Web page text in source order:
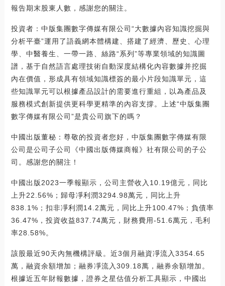
報告期末股東人數，感謝您的關注。
投資者：中版集團數字傳媒有限公司“大數據內容知識挖掘與
分析平臺”運用了語義網本體構建、搭建了經濟、歷史、心理
學、中醫養生、一帶一路、絲路“系列”等專業領域的知識圖
譜，基于自然語言處理技術自動深度結構化內容數據并挖掘
內在價值，形成具有領域知識標簽的最小片段知識單元，這
些知識單元可以根據產品設計的需要進行重組，以為產品及
服務模式創新提供更科學更精準的內容支撐。上述“中版集團
數字傳媒有限公司”是貴公司旗下的嗎？
中國出版董秘：尊敬的投資者您好，中版集團數字傳媒有限
公司是公司子公司《中國出版傳媒商報》社有限公司的子公
司。感謝您的關注！
中國出版2023一季報顯示，公司主營收入10.19億元，同比
上升22.56%；歸母凈利潤3294.98萬元，同比上升
838.1%；扣非凈利潤14.2萬元，同比上升100.47%；負債率
36.47%，投資收益837.74萬元，財務費用-51.6萬元，毛利
率28.58%。
該股最近90天內無機構評級。近3個月融資凈流入3354.65
萬，融資余額增加；融券凈流入309.18萬，融券余額增加。
根據近五年財報數據，證券之星估值分析工具顯示，中國出